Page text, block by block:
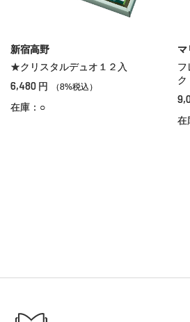
新宿高野
★クリスタルデュオ１２入
6,480 円 （8%税込）
在庫：○
在